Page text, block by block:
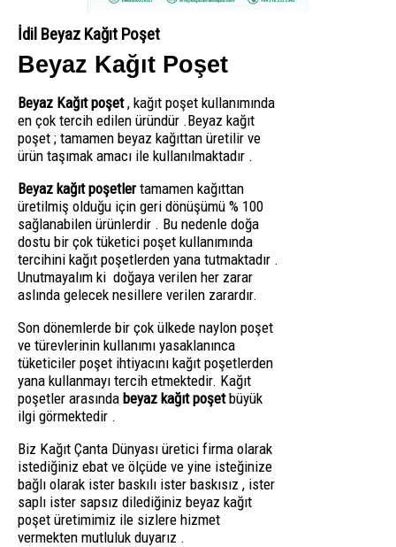
İdil Beyaz Kağıt Poşet
Beyaz Kağıt Poşet
Beyaz Kağıt poşet, kağıt poşet kullanımında
en çok tercih edilen üründür .Beyaz kağıt
poşet ; tamamen beyaz kağıttan üretilir ve
ürün taşımak amacı ile kullanılmaktadır .
Beyaz kağıt poşetlertamamen kağıttan
üretilmiş olduğu için geri dönüşümü % 100
sağlanabilen ürünlerdir . Bu nedenle doğa
dostu bir çok tüketici poşet kullanımında
tercihini kağıt poşetlerden yana tutmaktadır .
Unutmayalım ki doğaya verilen her zarar
aslında gelecek nesillere verilen zarardır.
Son dönemlerde bir çok ülkede naylon poşet
ve türevlerinin kullanımı yasaklanınca
tüketiciler poşet ihtiyacını kağıt poşetlerden
yana kullanmayı tercih etmektedir. Kağıt
poşetler arasında beyaz kağıt poşetbüyük
ilgi görmektedir .
Biz Kağıt Çanta Dünyası üretici firma olarak
istediğiniz ebat ve ölçüde ve yine isteğinize
bağlı olarak ister baskılı ister baskısız , ister
saplı ister sapsız dilediğiniz beyaz kağıt
poşet üretimimiz ile sizlere hizmet
vermekten mutluluk duyarız .